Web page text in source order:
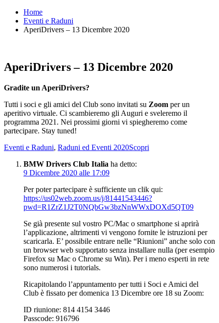
Home
Eventi e Raduni
AperiDrivers – 13 Dicembre 2020
AperiDrivers – 13 Dicembre 2020
Gradite un AperiDrivers?
Tutti i soci e gli amici del Club sono invitati su Zoom per un
aperitivo virtuale. Ci scambieremo gli Auguri e sveleremo il
programma 2021. Nei prossimi giorni vi spiegheremo come
partecipare. Stay tuned!
Eventi e Raduni, Raduni ed Eventi 2020Scopri
BMW Drivers Club Italia ha detto:
9 Dicembre 2020 alle 17:09
Per poter partecipare è sufficiente un clik qui:
https://us02web.zoom.us/j/81441543446?
pwd=R1ZrZ1J2T0NQbGw3bzNnWWxDOXd5QT09
Se già presente sul vostro PC/Mac o smartphone si aprirà
l’applicazione, altrimenti vi vengono fornite le istruzioni per
scaricarla. E’ possibile entrare nelle “Riunioni” anche solo con
un browser web supportato senza installare nulla (per esempio
Firefox su Mac o Chrome su Win). Per i meno esperti in rete
sono numerosi i tutorials.
Ricapitolando l’appuntamento per tutti i Soci e Amici del
Club è fissato per domenica 13 Dicembre ore 18 su Zoom:
ID riunione: 814 4154 3446
Passcode: 916796